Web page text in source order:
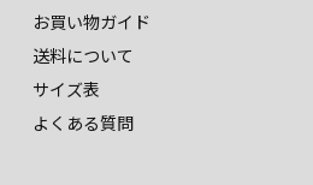
お買い物ガイド
送料について
サイズ表
よくある質問